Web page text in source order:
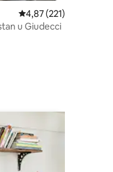
Prosječna ocjena:
4,87 (221)
u Giudecci